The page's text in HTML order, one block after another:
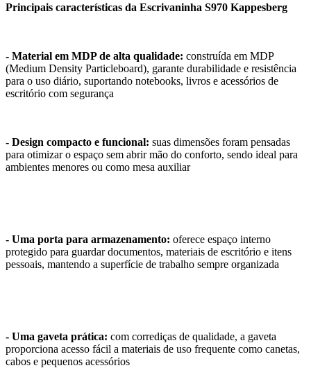
Principais características da Escrivaninha S970 Kappesberg
- Material em MDP de alta qualidade: construída em MDP
(Medium Density Particleboard), garante durabilidade e resistência
para o uso diário, suportando notebooks, livros e acessórios de
escritório com segurança
- Design compacto e funcional: suas dimensões foram pensadas
para otimizar o espaço sem abrir mão do conforto, sendo ideal para
ambientes menores ou como mesa auxiliar
- Uma porta para armazenamento: oferece espaço interno
protegido para guardar documentos, materiais de escritório e itens
pessoais, mantendo a superfície de trabalho sempre organizada
- Uma gaveta prática: com corrediças de qualidade, a gaveta
proporciona acesso fácil a materiais de uso frequente como canetas,
cabos e pequenos acessórios